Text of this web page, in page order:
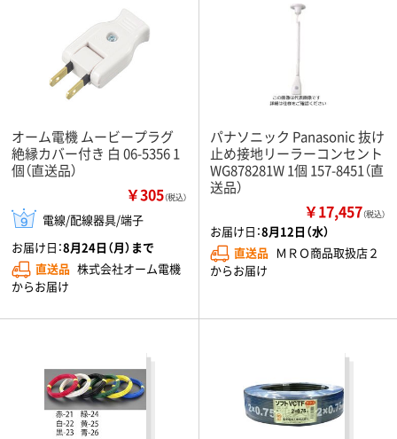
オーム電機 ムービープラグ
絶縁カバー付き 白 06-5356 1
個（直送品）
￥305（税込）
電線/配線器具/端子
お届け日：8月24日（月）まで
直送品 株式会社オーム電機
からお届け
パナソニック Panasonic 抜け
止め接地リーラーコンセント
WG878281W 1個 157-8451（直
送品）
￥17,457（税込）
お届け日：8月12日（水）
直送品 ＭＲＯ商品取扱店２
からお届け